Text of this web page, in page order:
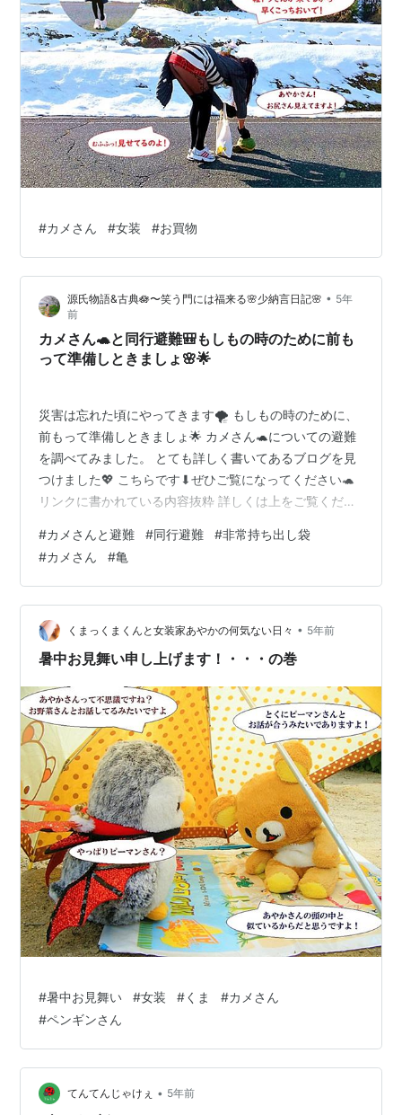
#カメさん #女装 #お買物
源氏物語&古典🪷〜笑う門には福来る🌸少納言日記🌸 • 5年
前
カメさん🐢と同行避難🎒もしもの時のために前も
って準備しときましょ🌸🌟
災害は忘れた頃にやってきます🌪 もしもの時のために、
前もって準備しときましょ🌟 カメさん🐢についての避難
を調べてみました。 とても詳しく書いてあるブログを見
つけました💖 こちらです⬇︎ぜひご覧になってください🐢
リンクに書かれている内容抜粋 詳しくは上をご覧くださ
プ！ ② 水は大切！ ③ 入れ物は軽くて風通しの良いも
のを！ ④ 移動中は暗く！狭く！清潔に！ ⑤ 温めな
い！冷やさない！ ⑥ 人から見えない！人に見せない！
www.youtube.com 🎒カメさん🐢さんの非常持ち出し袋
🎒参考にしてください🌸 💠保冷バッグ 大きめ 💠カメ様
ケース…
#カメさんと避難 #同行避難 #非常持ち出し袋
#カメさん #亀
くまっくまくんと女装家あやかの何気ない日々 • 5年前
暑中お見舞い申し上げます！・・・の巻
#暑中お見舞い #女装 #くま #カメさん
#ペンギンさん
てんてんじゃけぇ • 5年前